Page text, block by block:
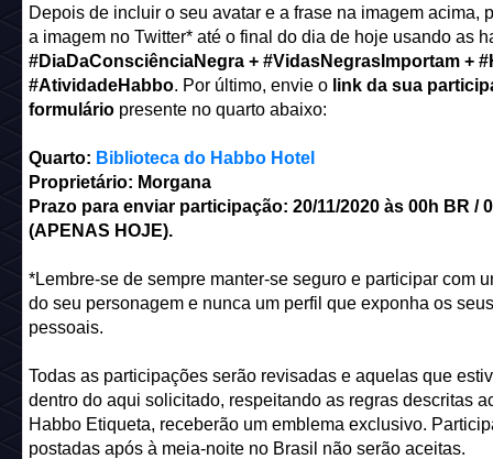
Depois de incluir o seu avatar e a frase na imagem acima,
a imagem no Twitter* até o final do dia de hoje usando as
#DiaDaConsciênciaNegra + #VidasNegrasImportam +
#AtividadeHabbo. Por último, envie o link da sua
formuláriopresente no quarto abaixo:
Quarto: Biblioteca do Habbo Hotel
Proprietário: Morgana
Prazo para enviar participação: 20/11/2020 às 00h BR /
(APENAS HOJE).
*Lembre-se de sempre manter-se seguro e participar com
do seu personagem e nunca um perfil que exponha os
pessoais.
Todas as participações serão revisadas e aquelas que
dentro do aqui solicitado, respeitando as regras descritas
Habbo Etiqueta, receberão um emblema exclusivo.
postadas após à meia-noite no Brasil não serão aceitas.